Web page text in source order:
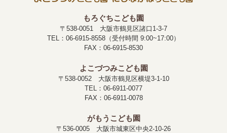
もろぐちこども園
〒538-0051 大阪市鶴見区諸口1-3-7
TEL：06-6915-8558（受付時間 9:00~17:00）
FAX：06-6915-8530
よこづつみこども園
〒538-0052 大阪市鶴見区横堤3-1-10
TEL：06-6911-0077
FAX：06-6911-0078
がもうこども園
〒536-0005 大阪市城東区中央2-10-26